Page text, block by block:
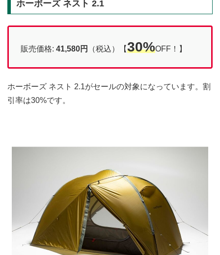
ホーボーズ ネスト 2.1
販売価格: 41,580円 （税込）【30%OFF！】
ホーボーズ ネスト 2.1がセールの対象になっています。割
引率は30%です。